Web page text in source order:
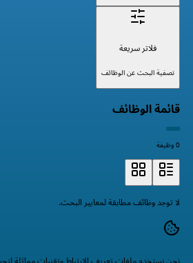
فلاتر سريعة
تصفية البحث عن الوظائف
قائمة الوظائف
0 وظيفة
لا توجد وظائف مطابقة لمعايير البحث.